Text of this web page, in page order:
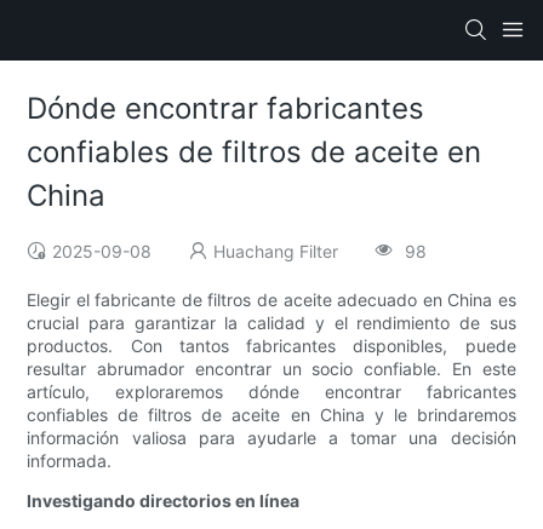
Dónde encontrar fabricantes
confiables de filtros de aceite en
China
2025-09-08 Huachang Filter 98
Elegir el fabricante de filtros de aceite adecuado en China es
crucial para garantizar la calidad y el rendimiento de sus
productos. Con tantos fabricantes disponibles, puede
resultar abrumador encontrar un socio confiable. En este
artículo, exploraremos dónde encontrar fabricantes
confiables de filtros de aceite en China y le brindaremos
información valiosa para ayudarle a tomar una decisión
informada.
Investigando directorios en línea